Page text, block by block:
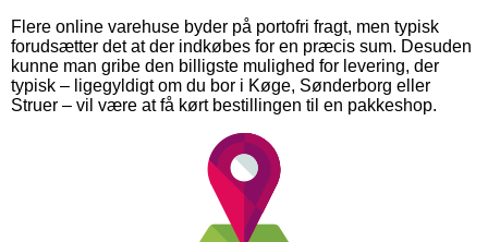
Flere online varehuse byder på portofri fragt, men typisk
forudsætter det at der indkøbes for en præcis sum. Desuden
kunne man gribe den billigste mulighed for levering, der
typisk – ligegyldigt om du bor i Køge, Sønderborg eller
Struer – vil være at få kørt bestillingen til en pakkeshop.